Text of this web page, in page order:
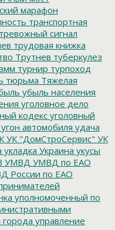
марафон
транспортная
тревожный сигнал
трудовая книжка
Трутнев туберкулез
турнир турпоход
тюрьма Тяжелая
убыль населения
уголовное дело
кодекс уголовный
угон автомобиля удача
УК "ДомСтроСервис" УК
укладка Украина укусы
УМВД УМВД по ЕАО
России по ЕАО
уполномоченный по
управление